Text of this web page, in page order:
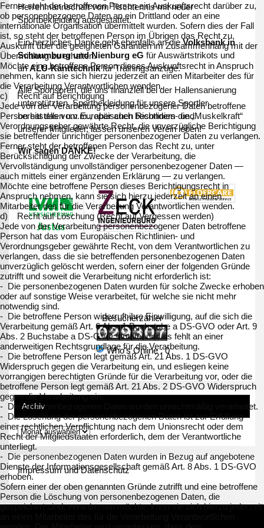
Herrenmannschaft vom Tischtennis mit neuer
Sportbekleidung ausgestattet.
Ein herzliches Danke geht ebenfalls an dieVolksbank in
Schaumburg und Nienburg eG für Auswärtstrikots und
anALU-Kanttechnikfür Trainingsanzüge.
Alle Sponsoren, die uns finanziell bei der Hallensanierung
unterstützten, Sportbekleidung für unsere Sportler
bereitstellen u.v.m., aber auch besonders die „Muskelkraft“
unserer Mitglieder, lassen unseren Verein leben!
Wir sagen DANKE!
Besucherzähler
Who's Online : 0
Archiv
Impressum und Datenschutz
Ferner steht der betroffenen Person ein Auskunftsrecht darüber zu,
ob personenbezogene Daten an ein Drittland oder an eine
internationale Organisation übermittelt wurden. Sofern dies der Fall
ist, so steht der betroffenen Person im Übrigen das Recht zu,
Auskunft über die geeigneten Garantien im Zusammenhang mit der
Übermittlung zu erhalten.
Möchte eine betroffene Person dieses Auskunftsrecht in Anspruch
nehmen, kann sie sich hierzu jederzeit an einen Mitarbeiter des für
die Verarbeitung Verantwortlichen wenden.
c) Recht auf Berichtigung
Jede von der Verarbeitung personenbezogener Daten betroffene
Person hat das vom Europäischen Richtlinien- und
Verordnungsgeber gewährte Recht, die unverzügliche Berichtigung
sie betreffender unrichtiger personenbezogener Daten zu verlangen.
Ferner steht der betroffenen Person das Recht zu, unter
Berücksichtigung der Zwecke der Verarbeitung, die
Vervollständigung unvollständiger personenbezogener Daten —
auch mittels einer ergänzenden Erklärung — zu verlangen.
Möchte eine betroffene Person dieses Berichtigungsrecht in
Anspruch nehmen, kann sie sich hierzu jederzeit an einen
Mitarbeiter des für die Verarbeitung Verantwortlichen wenden.
d) Recht auf Löschung (Recht auf Vergessen werden)
Jede von der Verarbeitung personenbezogener Daten betroffene
Person hat das vom Europäischen Richtlinien- und
Verordnungsgeber gewährte Recht, von dem Verantwortlichen zu
verlangen, dass die sie betreffenden personenbezogenen Daten
unverzüglich gelöscht werden, sofern einer der folgenden Gründe
zutrifft und soweit die Verarbeitung nicht erforderlich ist:
- Die personenbezogenen Daten wurden für solche Zwecke erhoben
oder auf sonstige Weise verarbeitet, für welche sie nicht mehr
notwendig sind.
- Die betroffene Person widerruft ihre Einwilligung, auf die sich die
Verarbeitung gemäß Art. 6 Abs. 1 Buchstabe a DS-GVO oder Art. 9
Abs. 2 Buchstabe a DS-GVO stützte, und es fehlt an einer
anderweitigen Rechtsgrundlage für die Verarbeitung.
- Die betroffene Person legt gemäß Art. 21 Abs. 1 DS-GVO
Widerspruch gegen die Verarbeitung ein, und esliegen keine
vorrangigen berechtigten Gründe für die Verarbeitung vor, oder die
betroffene Person legt gemäß Art. 21 Abs. 2 DS-GVO Widerspruch
gegen die Verarbeitung ein.
- Die personenbezogenen Daten wurden unrechtmäßig verarbeitet.
- Die Löschung der personenbezogenen Daten ist zur Erfüllung
einer rechtlichen Verpflichtung nach dem Unionsrecht oder dem
Recht der Mitgliedstaaten erforderlich, dem der Verantwortliche
unterliegt.
- Die personenbezogenen Daten wurden in Bezug auf angebotene
Dienste der Informationsgesellschaft gemäß Art. 8 Abs. 1 DS-GVO
erhoben.
Sofern einer der oben genannten Gründe zutrifft und eine betroffene
Person die Löschung von personenbezogenen Daten, die
gespeichert sind, veranlassen möchte, kann sie sich hierzu jederzeit